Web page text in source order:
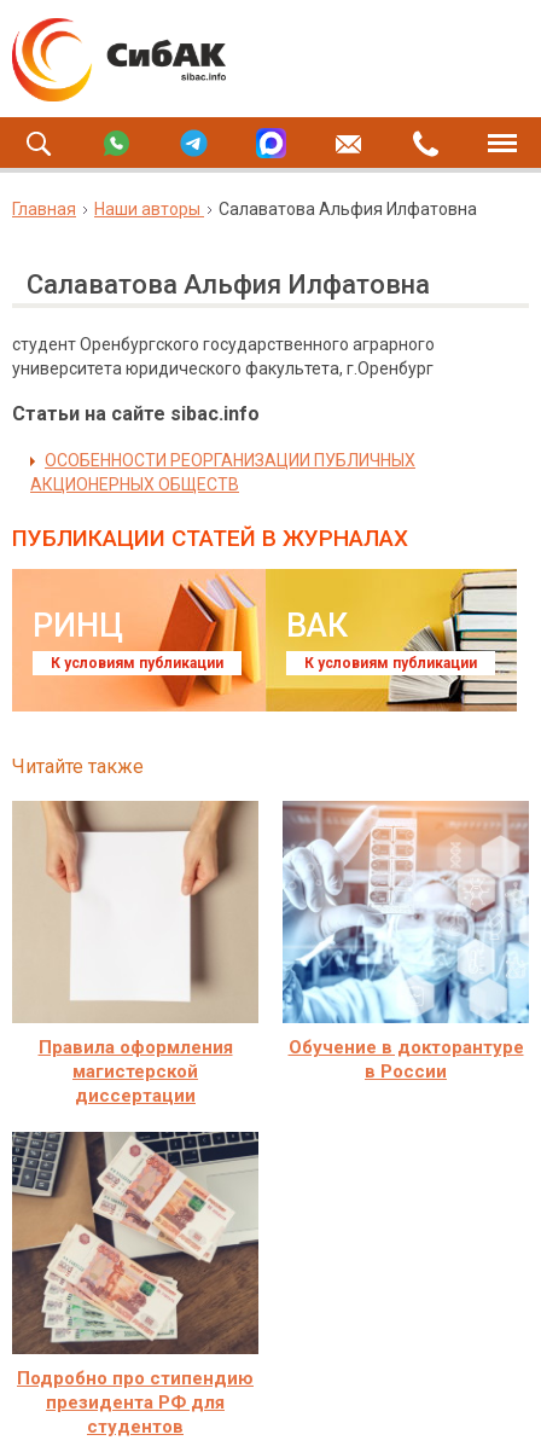
Главная Наши авторы Салаватова Альфия Илфатовна
Салаватова Альфия Илфатовна
студент Оренбургского государственного аграрного
университета юридического факультета, г.Оренбург
Статьи на сайте sibac.info
ОСОБЕННОСТИ РЕОРГАНИЗАЦИИ ПУБЛИЧНЫХ
АКЦИОНЕРНЫХ ОБЩЕСТВ
ПУБЛИКАЦИИ СТАТЕЙ В ЖУРНАЛАХ
РИНЦ
К условиям публикации
ВАК
К условиям публикации
Читайте также
Правила оформления
магистерской
диссертации
Обучение в докторантуре
в России
Подробно про стипендию
президента РФ для
студентов